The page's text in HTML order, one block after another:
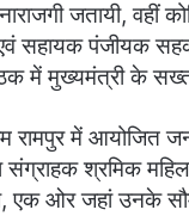
जतायी, वहीं
पंजीयक
बैठक में मुख्यमंत्री
में आयोजित
संग्राहक श्रमिक
ओर जहां उनके